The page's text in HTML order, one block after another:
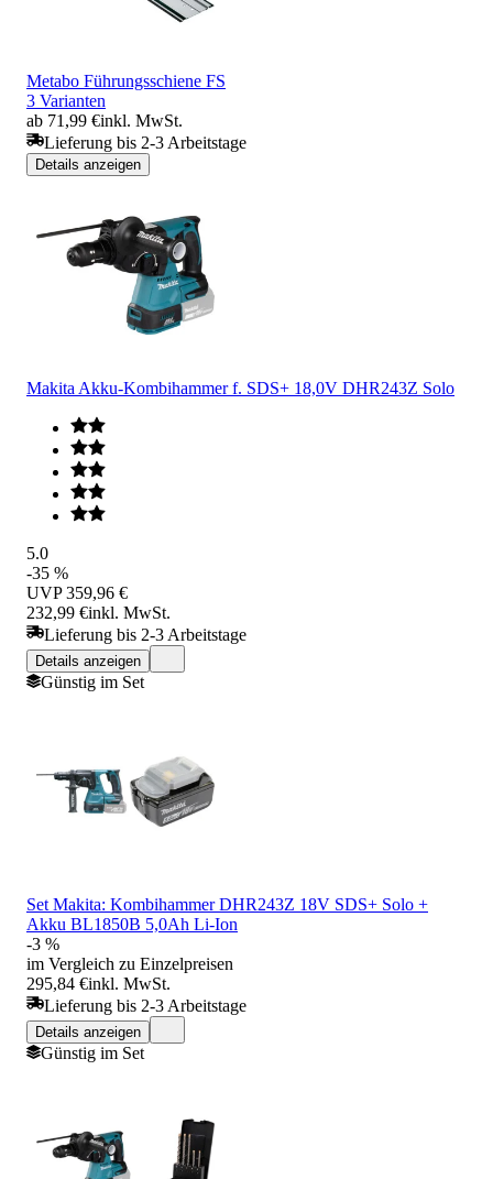
Metabo Führungsschiene FS
3 Varianten
ab 71,99 €inkl. MwSt.
Lieferung bis 2-3 Arbeitstage
Details anzeigen
Makita Akku-Kombihammer f. SDS+ 18,0V DHR243Z Solo
5.0
-35 %
UVP 359,96 €
232,99 €inkl. MwSt.
Lieferung bis 2-3 Arbeitstage
Details anzeigen
Günstig im Set
Set Makita: Kombihammer DHR243Z 18V SDS+ Solo +
Akku BL1850B 5,0Ah Li-Ion
-3 %
im Vergleich zu Einzelpreisen
295,84 €inkl. MwSt.
Lieferung bis 2-3 Arbeitstage
Details anzeigen
Günstig im Set